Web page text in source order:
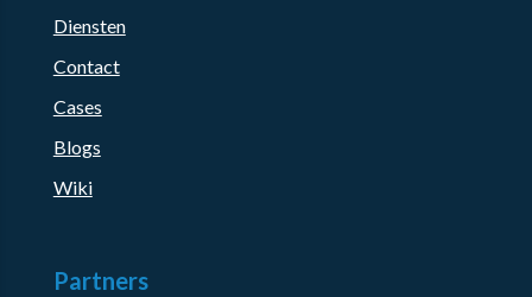
Diensten
Contact
Cases
Blogs
Wiki
Partners